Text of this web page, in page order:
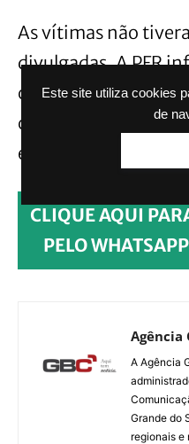
Este site utiliza cookies
de
As vítimas não
divulgadas. A PFR
contava com
condutor se negou a
etilômetro.
CLIQUE AQUI
PELO
Agência
A Agência
Grande do
regionais e